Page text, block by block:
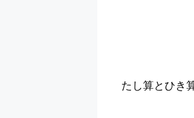
たし算とひき